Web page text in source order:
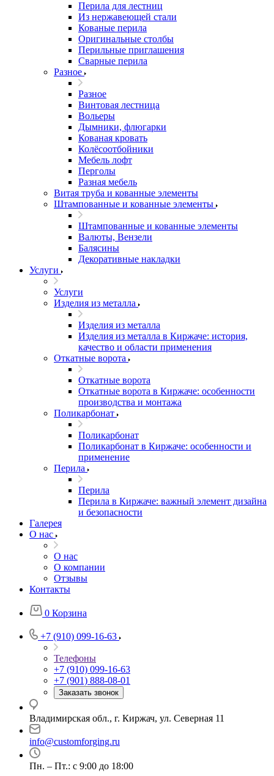
Перила для лестниц
Из нержавеющей стали
Кованые перила
Оригинальные столбы
Перильные приглашения
Сварные перила
Разное
Разное
Винтовая лестница
Вольеры
Дымники, флюгарки
Кованая кровать
Колёсоотбойники
Мебель лофт
Перголы
Разная мебель
Витая труба и кованные элементы
Штампованные и кованные элементы
Штампованные и кованные элементы
Валюты, Вензели
Балясины
Декоративные накладки
Услуги
Услуги
Изделия из металла
Изделия из металла
Изделия из металла в Киржаче: история,
качество и области применения
Откатные ворота
Откатные ворота
Откатные ворота в Киржаче: особенности
производства и монтажа
Поликарбонат
Поликарбонат
Поликарбонат в Киржаче: особенности и
применение
Перила
Перила
Перила в Киржаче: важный элемент дизайна
и безопасности
Галерея
О нас
О нас
О компании
Отзывы
Контакты
0 Корзина
+7 (910) 099-16-63
Телефоны
+7 (910) 099-16-63
+7 (901) 888-08-01
Заказать звонок
Владимирская обл., г. Киржач, ул. Северная 11
info@customforging.ru
Пн. – Пт.: с 9:00 до 18:00